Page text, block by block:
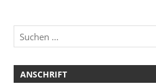
ANSCHRIFT